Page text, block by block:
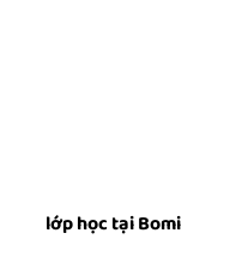
lớp học tại Bomi